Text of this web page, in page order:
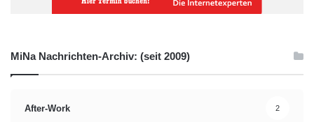
MiNa Nachrichten-Archiv: (seit 2009)
After-Work 2